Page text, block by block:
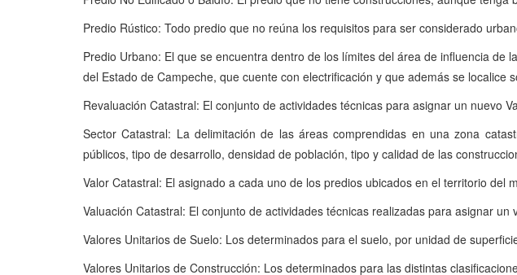
Predio Rústico: Todo predio que no reúna los requisitos para ser considerado
Predio Urbano: El que se encuentra dentro de los límites del área de influencia
del Estado de Campeche, que cuente con electrificación y que además se localice
Revaluación Catastral: El conjunto de actividades técnicas para asignar un nuevo
Sector Catastral: La delimitación de las áreas comprendidas en una zona
públicos, tipo de desarrollo, densidad de población, tipo y calidad de las
Valor Catastral: El asignado a cada uno de los predios ubicados en el territorio
Valuación Catastral: El conjunto de actividades técnicas realizadas para asignar
Valores Unitarios de Suelo: Los determinados para el suelo, por unidad de
Valores Unitarios de Construcción: Los determinados para las distintas